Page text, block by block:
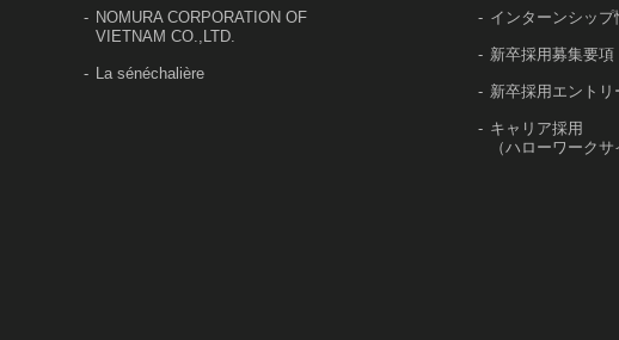
NOMURA CORPORATION OF
VIETNAM CO.,LTD.
La sénéchalière
インターンシップ
新卒採用募集要項
新卒採用エントリ
キャリア採用
（ハローワークサ